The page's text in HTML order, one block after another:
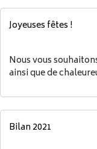
Joyeuses fêtes !
Nous vous
ainsi que de
Bilan 2021